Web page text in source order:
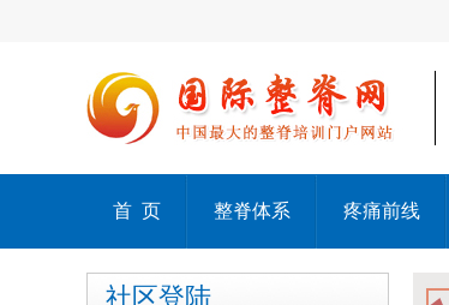
首 页 整脊体系 疼痛前线
社区登陆